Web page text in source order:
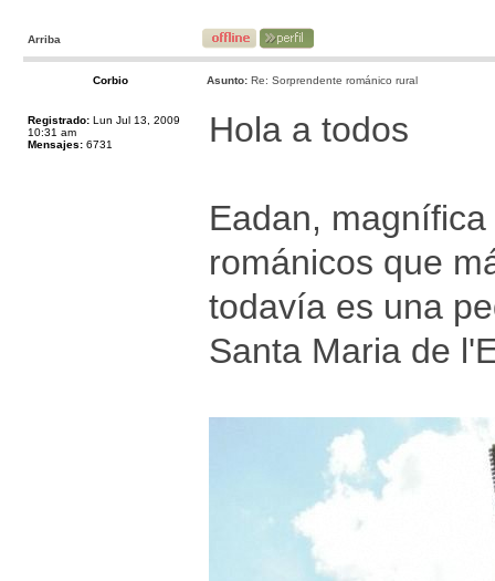
Arriba
Corbio Asunto: Re: Sorprendente románico rural
Registrado: Lun Jul 13, 2009
10:31 am
Mensajes: 6731 Hola a todos
Eadan,
románicos que
todavía es una
Santa Maria de